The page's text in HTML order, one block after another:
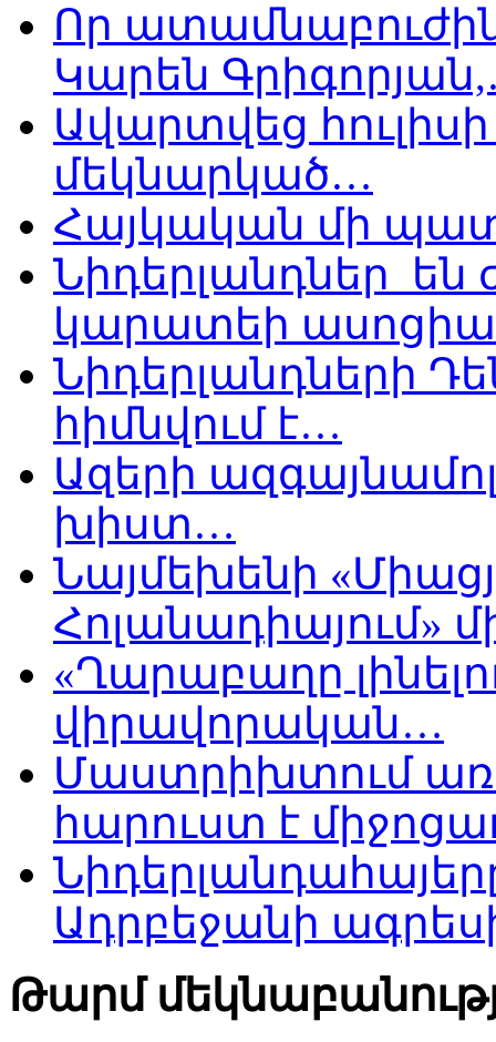
Որ
Կարեն
Ավարտվեց
մեկնարկած…
Հայկական մի
Նիդերլանդներ
կարատեի
Նիդերլանդների
հիմնվում է…
Ազերի
խիստ…
Նայմեխենի
Հոլանադիայում»
«Ղարաբաղը
վիրավորական…
Մաստրիխտում
հարուստ է
Ադրբեջանի
Թարմ